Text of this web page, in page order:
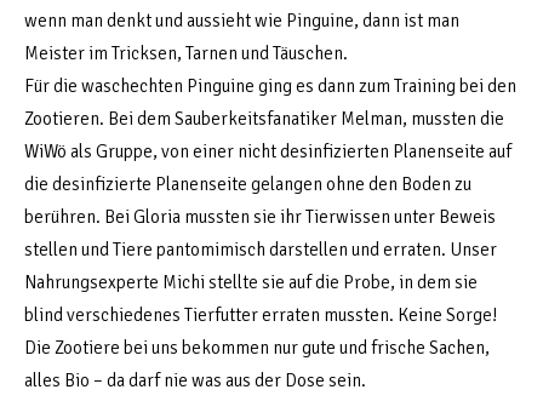
wenn man denkt und aussieht wie Pinguine, dann ist man
Meister im Tricksen, Tarnen und Täuschen.
Für die waschechten Pinguine ging es dann zum Training bei den
Zootieren. Bei dem Sauberkeitsfanatiker Melman, mussten die
WiWö als Gruppe, von einer nicht desinfizierten Planenseite auf
die desinfizierte Planenseite gelangen ohne den Boden zu
berühren. Bei Gloria mussten sie ihr Tierwissen unter Beweis
stellen und Tiere pantomimisch darstellen und erraten. Unser
Nahrungsexperte Michi stellte sie auf die Probe, in dem sie
blind verschiedenes Tierfutter erraten mussten. Keine Sorge!
Die Zootiere bei uns bekommen nur gute und frische Sachen,
alles Bio – da darf nie was aus der Dose sein.